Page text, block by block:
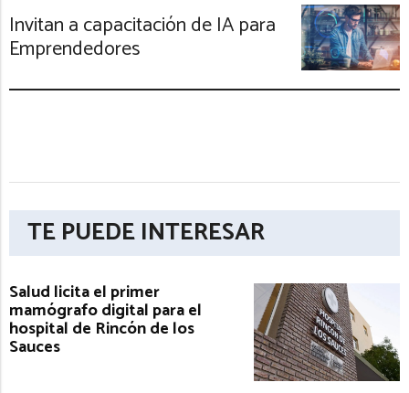
Invitan a capacitación de IA para
Emprendedores
TE PUEDE INTERESAR
Salud licita el primer
mamógrafo digital para el
hospital de Rincón de los
Sauces